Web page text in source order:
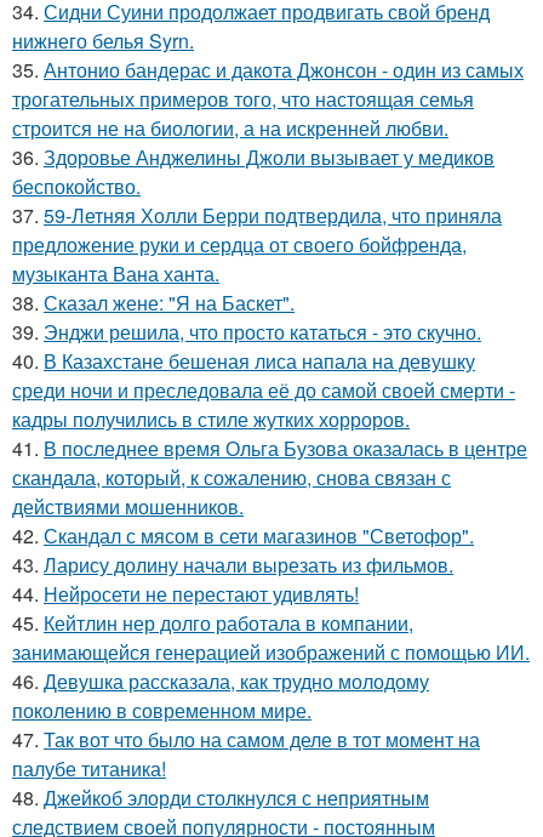
34. Сидни Суини продолжает продвигать свой бренд
нижнего белья Syrn.
35. Антонио бандерас и дакота Джонсон - один из самых
трогательных примеров того, что настоящая семья
строится не на биологии, а на искренней любви.
36. Здоровье Анджелины Джоли вызывает у медиков
беспокойство.
37. 59-Летняя Холли Берри подтвердила, что приняла
предложение руки и сердца от своего бойфренда,
музыканта Вана ханта.
38. Сказал жене: "Я на Баскет".
39. Энджи решила, что просто кататься - это скучно.
40. В Казахстане бешеная лиса напала на девушку
среди ночи и преследовала её до самой своей смерти -
кадры получились в стиле жутких хорроров.
41. В последнее время Ольга Бузова оказалась в центре
скандала, который, к сожалению, снова связан с
действиями мошенников.
42. Скандал с мясом в сети магазинов "Светофор".
43. Ларису долину начали вырезать из фильмов.
44. Нейросети не перестают удивлять!
45. Кейтлин нер долго работала в компании,
занимающейся генерацией изображений с помощью ИИ.
46. Девушка рассказала, как трудно молодому
поколению в современном мире.
47. Так вот что было на самом деле в тот момент на
палубе титаника!
48. Джейкоб элорди столкнулся с неприятным
следствием своей популярности - постоянным